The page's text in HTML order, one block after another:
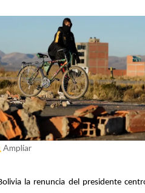
Ampliar
la renuncia del presidente